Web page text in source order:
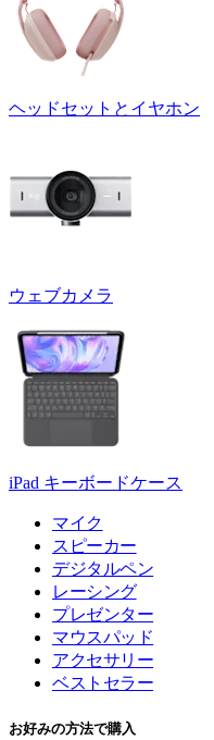
ヘッドセットとイヤホン
ウェブカメラ
iPad キーボードケース
マイク
スピーカー
デジタルペン
レーシング
プレゼンター
マウスパッド
アクセサリー
ベストセラー
お好みの方法で購入